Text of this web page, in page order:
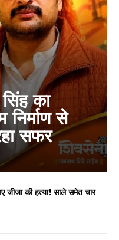
का
से
सफर
जीजा की हत्या! साले समेत चार